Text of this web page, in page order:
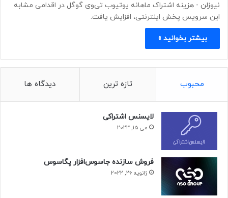
نیوزلن - ​​​​​​​هزینه اشتراک ماهانه یوتیوب تی‌وی گوگل در اقدامی مشابه
این سرویس پخش اینترنتی، افزایش یافت.
بیشتر بخوانید »
محبوب تازه ترین دیدگاه ها
لایسنس اشتراکی
می 15, 2023
فروش سازنده جاسوس‌افزار پگاسوس
ژانویه 26, 2022